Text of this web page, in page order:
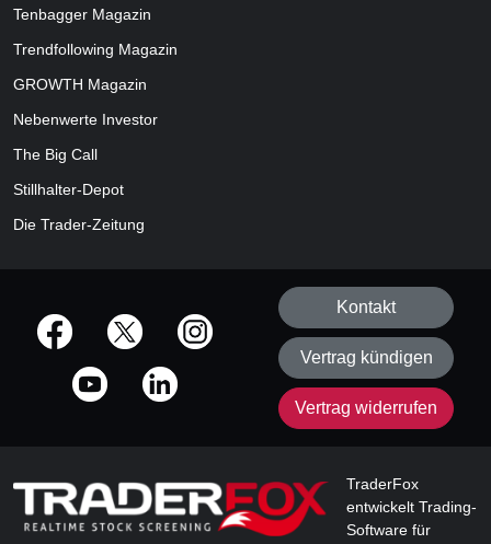
Tenbagger Magazin
Trendfollowing Magazin
GROWTH Magazin
Nebenwerte Investor
The Big Call
Stillhalter-Depot
Die Trader-Zeitung
offizielle Social Media-Accounts
Kontakt
Vertrag kündigen
Vertrag widerrufen
TraderFox
entwickelt Trading-
Software für